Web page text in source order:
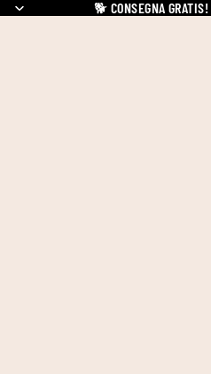
🐕 CONSEGNA GRATIS!